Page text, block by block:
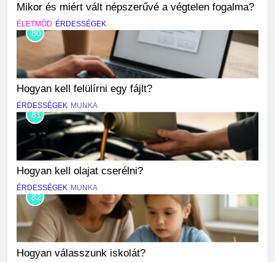
Mikor és miért vált népszerűvé a végtelen fogalma?
ÉLETMÓD ÉRDESSÉGEK
80
Hogyan kell felülírni egy fájlt?
ÉRDESSÉGEK MUNKA
81
Hogyan kell olajat cserélni?
ÉRDESSÉGEK MUNKA
82
Hogyan válasszunk iskolát?